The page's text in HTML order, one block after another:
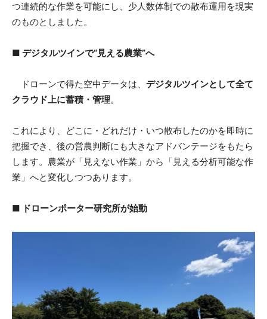
つ連続的な作業を可能にし、少人数体制での散布運用を現実
のものとしました。
■ デジタルツインで“見える農業”へ
ドローンで得た空中データは、 デジタルツインとして全て
クラウド上に蓄積・管理。
これにより、どこに・どれだけ・いつ散布したのかを即時に
把握でき、後の営農判断にも大きなアドバンテージをもたら
します。農業が「見えない作業」から「見える分析可能な作
業」へと変化しつつあります。
■ ドローンポーター研究所が始動